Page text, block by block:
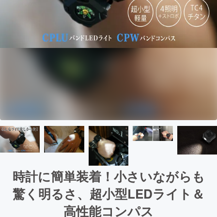
時計に簡単装着！小さいながらも
驚く明るさ、超小型LEDライト＆
高性能コンパス